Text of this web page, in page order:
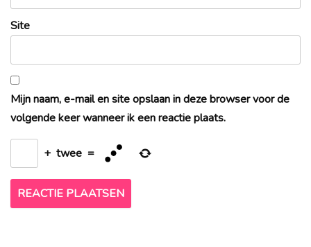
Site
Mijn naam, e-mail en site opslaan in deze browser voor de
volgende keer wanneer ik een reactie plaats.
+ twee =